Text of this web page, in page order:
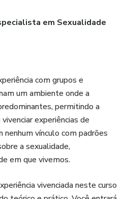
ritmo
a relação e o seu
na hora H, conquistar a
este curso é
em Sexualidade
com grupos e
um ambiente onde a
permitindo a
experiências de
nenhum vínculo com padrões
a sexualidade,
em que vivemos.
vivenciada neste curso